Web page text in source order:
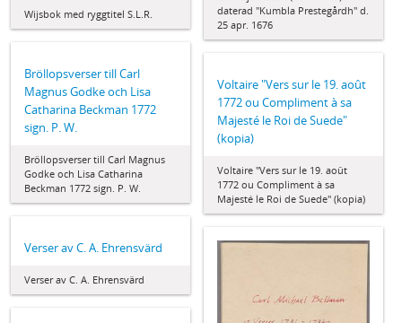
daterad "Kumbla Prestegårdh" d.
25 apr. 1676
Wijsbok med ryggtitel S.L.R.
Bröllopsverser till Carl
Magnus Godke och Lisa
Catharina Beckman 1772
sign. P. W.
Bröllopsverser till Carl Magnus
Godke och Lisa Catharina
Beckman 1772 sign. P. W.
Voltaire "Vers sur le 19. août
1772 ou Compliment à sa
Majesté le Roi de Suede"
(kopia)
Voltaire "Vers sur le 19. août
1772 ou Compliment à sa
Majesté le Roi de Suede" (kopia)
Verser av C. A. Ehrensvärd
Verser av C. A. Ehrensvärd